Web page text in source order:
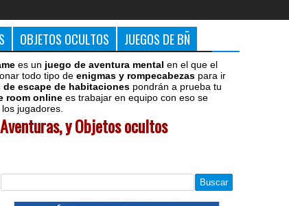
OBJETOS OCULTOS JUEGOS DE BÑ
es un juego de aventura mental en el que el
todo tipo de enigmas y rompecabezas para ir
de escape de habitaciones pondrán a prueba tu
room online es trabajar en equipo con eso se
jugadores.
y Objetos ocultos